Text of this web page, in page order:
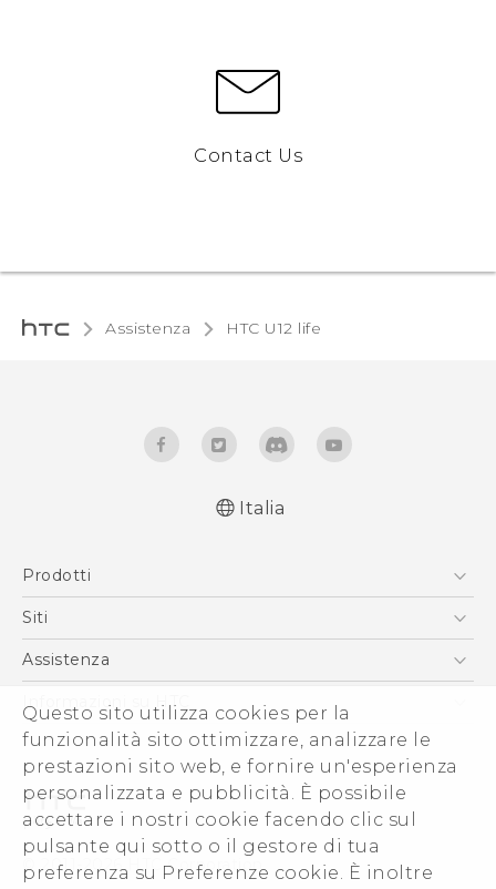
Questo sito utilizza cookies per la
funzionalità sito ottimizzare, analizzare le
prestazioni sito web, e fornire un'esperienza
personalizzata e pubblicità. È possibile
accettare i nostri cookie facendo clic sul
pulsante qui sotto o il gestore di tua
preferenza su Preferenze cookie. È inoltre
Contact Us
Assistenza HTC U12 life‎
normativa
English - Safety and regulatory guide
Italia
Prodotti
Smartphone
Vive
Accessori
Siti
HTC VIVE
Assistenza
Ecommerce Assistenza
Informazioni su HTC
ESG
Uffici Commerciali
Investitori (Inglese)
Cookie Preferences
Lavora con noi
© 2011-2026 HTC Corporation